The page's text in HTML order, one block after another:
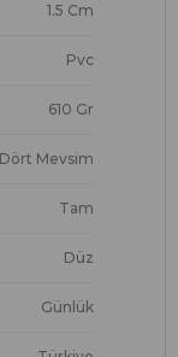
1.5 Cm
Pvc
610 Gr
Dört Mevsim
Tam
Düz
Günlük